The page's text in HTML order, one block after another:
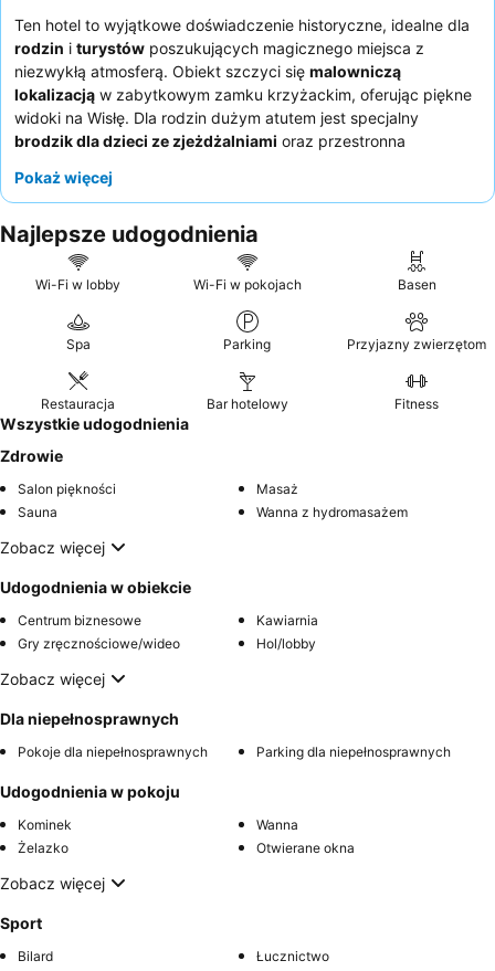
Ten hotel to wyjątkowe doświadczenie historyczne, idealne dla
rodzin i turystów poszukujących magicznego miejsca z
niezwykłą atmosferą. Obiekt szczyci się malowniczą
lokalizacją w zabytkowym zamku krzyżackim, oferując piękne
widoki na Wisłę. Dla rodzin dużym atutem jest specjalny
brodzik dla dzieci ze zjeżdżalniami oraz przestronna
oraz pyszne, urozmaicone
zanurzyć się w atmosferze, warto rozważyć pokoje w Pałacu
Marysieńka, które zachwycają urokiem zamkowego klimatu i
pięknymi widokami.
Pokaż więcej
Najlepsze udogodnienia
Wi-Fi w lobby Wi-Fi w pokojach Basen
Spa Parking Przyjazny zwierzętom
Restauracja Bar hotelowy Fitness
Wszystkie udogodnienia
Zdrowie
Salon piękności
Masaż
Sauna
Wanna z hydromasażem
Zobacz więcej
Udogodnienia w obiekcie
Centrum biznesowe
Kawiarnia
Gry zręcznościowe/wideo
Hol/lobby
Zobacz więcej
Dla niepełnosprawnych
Pokoje dla niepełnosprawnych Parking dla niepełnosprawnych
Udogodnienia w pokoju
Kominek
Wanna
Żelazko
Otwierane okna
Zobacz więcej
Sport
Bilard Łucznictwo